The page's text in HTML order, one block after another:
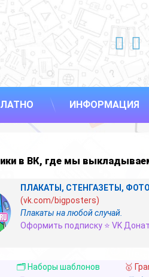
ИНФОРМАЦИЯ
в ВК, где мы
ПЛАКАТЫ, СТЕНГАЗЕТЫ,
(vk.com/bigposters)
Плакаты на любой случай.
Оформить подписку ⭐ VK Донат
🗂️ Наборы шаблонов 🥇